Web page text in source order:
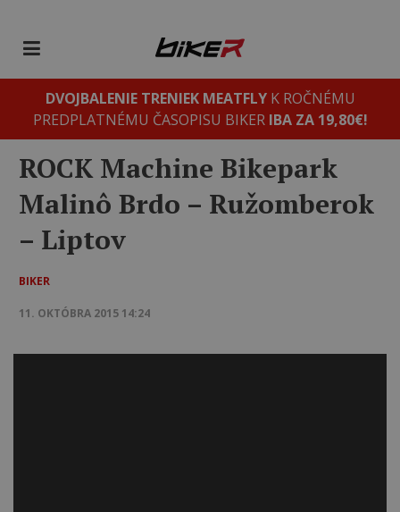
DVOJBALENIE TRENIEK MEATFLYK ROČNÉMU
PREDPLATNÉMU ČASOPISU BIKER IBA ZA 19,80€!
ROCK Machine Bikepark
Malinô Brdo – Ružomberok
– Liptov
BIKER
11. OKTÓBRA 2015 14:24